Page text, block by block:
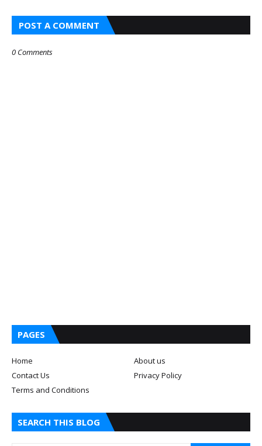
POST A COMMENT
0 Comments
PAGES
Home
About us
Contact Us
Privacy Policy
Terms and Conditions
SEARCH THIS BLOG